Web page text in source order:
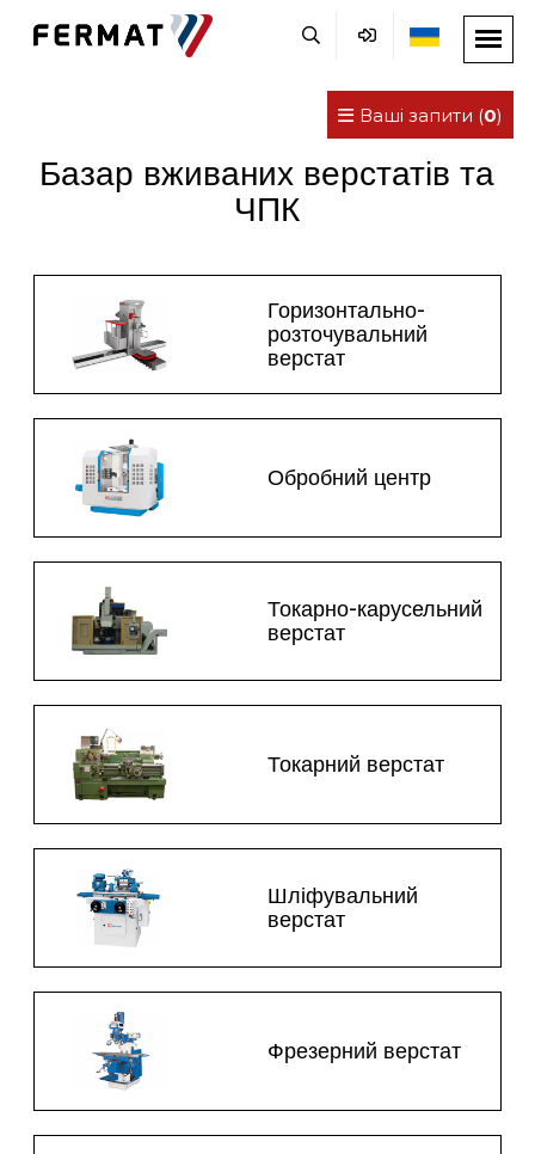
Ваші запити (0)
Базар вживаних верстатів та
ЧПК
Горизонтально-
розточувальний
верстат
Обробний центр
Токарно-карусельний
верстат
Токарний верстат
Шліфувальний
верстат
Фрезерний верстат